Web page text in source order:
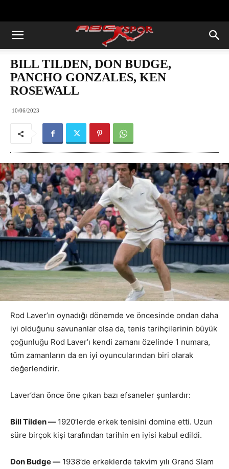
BILL TILDEN, DON BUDGE,
PANCHO GONZALES, KEN
ROSEWALL
10/06/2023
Rod Laver’ın oynadığı dönemde ve öncesinde ondan daha
iyi olduğunu savunanlar olsa da, tenis tarihçilerinin büyük
çoğunluğu Rod Laver’ı kendi zamanı özelinde 1 numara,
tüm zamanların da en iyi oyuncularından biri olarak
değerlendirir.
Laver’dan önce öne çıkan bazı efsaneler şunlardır:
Bill Tilden — 1920’lerde erkek tenisini domine etti. Uzun
süre birçok kişi tarafından tarihin en iyisi kabul edildi.
Don Budge — 1938’de erkeklerde takvim yılı Grand Slam